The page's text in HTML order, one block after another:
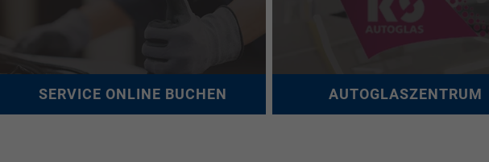
SERVICE ONLINE BUCHEN AUTOGLASZENTRUM